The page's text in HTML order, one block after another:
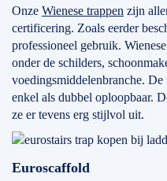
Onze Wienese trappen zijn
certificering. Zoals eerder
professioneel gebruik.
onder de schilders,
voedingsmiddelenbranche.
enkel als dubbel oploopbaar.
ze er tevens erg stijlvol uit.
Euroscaffold